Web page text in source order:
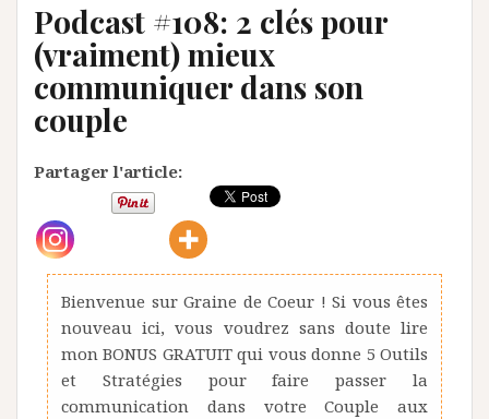
Podcast #108: 2 clés pour
(vraiment) mieux
communiquer dans son
couple
Partager l'article:
Bienvenue sur Graine de Coeur ! Si vous êtes
nouveau ici, vous voudrez sans doute lire
mon BONUS GRATUIT qui vous donne 5 Outils
et Stratégies pour faire passer la
communication dans votre Couple aux